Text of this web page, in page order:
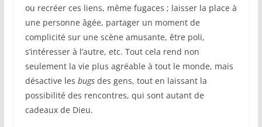
ou recréer ces liens, même fugaces ; laisser la place à
une personne âgée, partager un moment de
complicité sur une scène amusante, être poli,
s’intéresser à l’autre, etc. Tout cela rend non
seulement la vie plus agréable à tout le monde, mais
désactive les bugsdes gens, tout en laissant la
possibilité des rencontres, qui sont autant de
cadeaux de Dieu.